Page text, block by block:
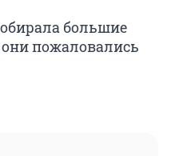
большие
они пожаловались